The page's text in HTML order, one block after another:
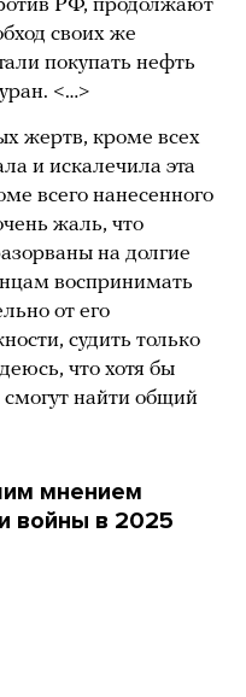
РФ, продолжают
своих же
покупать нефть
<…>
жертв, кроме всех
и искалечила эта
всего нанесенного
жаль, что
на долгие
воспринимать
от его
судить только
что хотя бы
найти общий
мнением
войны в 2025